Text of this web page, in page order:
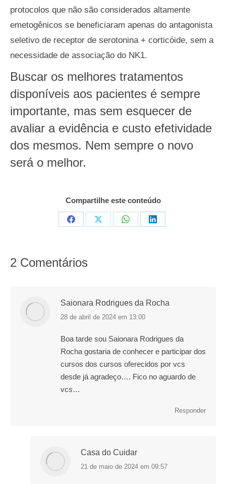
protocolos que não são considerados altamente
emetogênicos se beneficiaram apenas do antagonista
seletivo de receptor de serotonina + corticóide, sem a
necessidade de associação do NK1.
Buscar os melhores tratamentos
disponíveis aos pacientes é sempre
importante, mas sem esquecer de
avaliar a evidência e custo efetividade
dos mesmos. Nem sempre o novo
será o melhor.
Compartilhe este conteúdo
CompartilharCompartilharCompartilharCompartilhar
2 Comentários
Saionara Rodrigues da Rocha
disse:
28 de abril de 2024 em 13:00
Boa tarde sou Saionara Rodrigues da
Rocha gostaria de conhecer e participar dos
cursos dos cursos oferecidos por vcs
desde já agradeço…. Fico no aguardo de
vcs…
Responder
Casa do Cuidar
disse:
21 de maio de 2024 em 09:57